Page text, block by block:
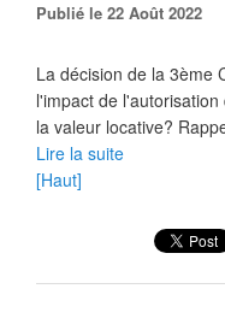
Publié le 22 Août 2022
La décision de la 3ème
l'impact de
la valeur locative?
Lire la suite
[Haut]